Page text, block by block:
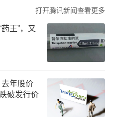
打开腾讯新闻查看更多
王”，又
年股价
破发行价